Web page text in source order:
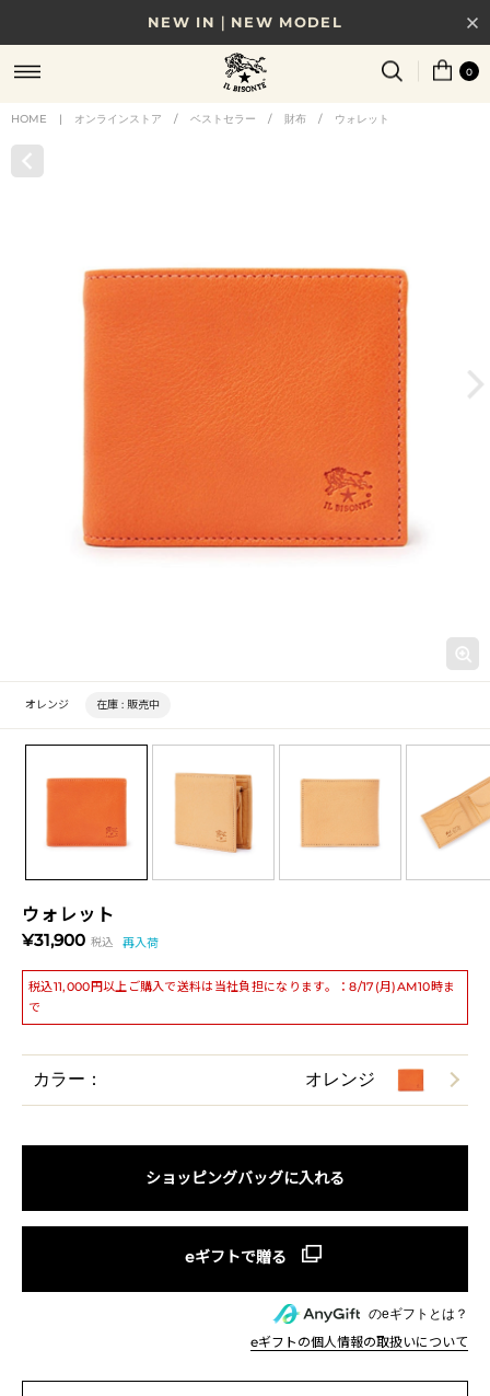
NEW IN｜NEW MODEL
8/17(月)10時まで｜税込11,000円以上で送料無料
贈る相手やシーンから選べる、新しいギフトガイド
0
HOME | オンラインストア / ベストセラー / 財布 / ウォレット
ウォレット
¥31,900 税込 再入荷
税込11,000円以上ご購入で送料は当社負担になります。：8/17(月)AM10時ま
で
オレンジ 在庫 : 販売中
カラー： オレンジ
ショッピングバッグに入れる
のeギフトとは？
eギフトの個人情報の取扱いについて